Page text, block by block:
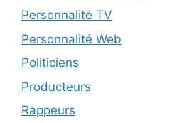
Personnalité TV
Personnalité Web
Politiciens
Producteurs
Rappeurs